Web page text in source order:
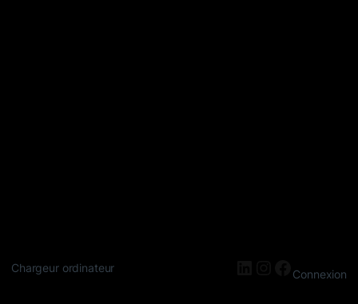
Chargeur ordinateur LinkedIn
Instagram
Connexion